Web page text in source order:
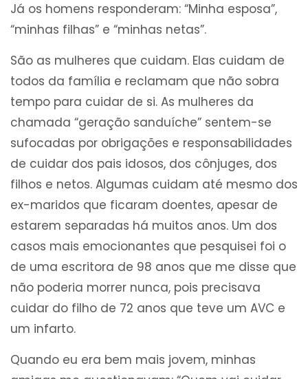
Já os homens responderam: “Minha esposa”,
“minhas filhas” e “minhas netas”.
São as mulheres que cuidam. Elas cuidam de
todos da família e reclamam que não sobra
tempo para cuidar de si. As mulheres da
chamada “geração sanduíche” sentem-se
sufocadas por obrigações e responsabilidades
de cuidar dos pais idosos, dos cônjuges, dos
filhos e netos. Algumas cuidam até mesmo dos
ex-maridos que ficaram doentes, apesar de
estarem separadas há muitos anos. Um dos
casos mais emocionantes que pesquisei foi o
de uma escritora de 98 anos que me disse que
não poderia morrer nunca, pois precisava
cuidar do filho de 72 anos que teve um AVC e
um infarto.
Quando eu era bem mais jovem, minhas